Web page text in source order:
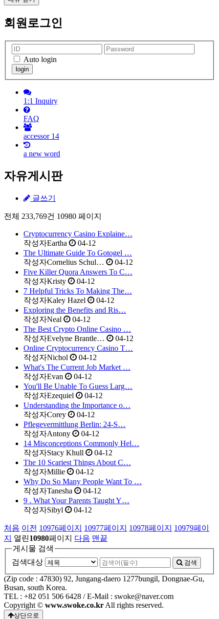
회원로그인
Auto login
1:1 Inquiry
FAQ
accessor 14
a new word
자유게시판
글쓰기
전체 233,769건 10980 페이지
Cryptocurrency Casino Explaine…
작성자Eartha
04-12
The Ultimate Guide To Gotogel …
작성자Cornelius Schul…
04-12
Five Killer Quora Answers To C…
작성자Kristy
04-12
7 Helpful Tricks To Making The…
작성자Kaley Hazel
04-12
Exploring the Benefits and Ris…
작성자Neal
04-12
The Best Crypto Online Casino …
작성자Evelyne Brantle…
04-12
Online Cryptocurrency Casino T…
작성자Nichol
04-12
What's The Current Job Market …
작성자Evan
04-12
You'll Be Unable To Guess Larg…
작성자Ezequiel
04-12
Understanding the Importance o…
작성자Corey
04-12
Pflegevermittlung Berlin: 24-S…
작성자Antony
04-12
14 Misconceptions Commonly Hel…
작성자Stacy Khull
04-12
The 10 Scariest Things About C…
작성자Millie
04-12
Why Do So Many People Want To …
작성자Tanesha
04-12
9 . What Your Parents Taught Y…
작성자Sibyl 04-12
처음 이전 10976페이지 10977페이지 10978페이지 10979페이
지
열린10980페이지 다음 맨끝
게시물 검색
검색대상
검색
(Zip code : 47830) 92, Jungang-daero 1277bungil, Dongnae-Gu,
Busan, south Korea.
TEL : +82 051 506 6428 / E-Mail : swoke@naver.com
Copyright © www.swoke.co.kr All rights reserved.
상단으로